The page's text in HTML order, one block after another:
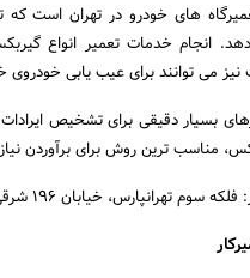
های خودرو در تهران است
دهد. انجام خدمات تعمیر انواع
می توانند برای عیب یابی خودروی
بسیار دقیقی برای تشخیص
مناسب ترین روش برای برآوردن
خیابان ۱۹۶ شرقی، بین چهارراه ۱۳۳ و ۱۳۵، پلاک ۱۳۴